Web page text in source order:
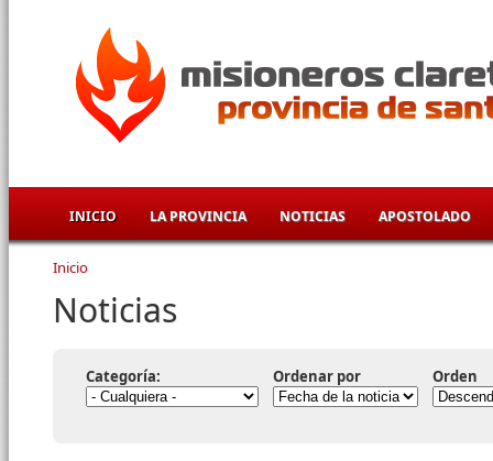
INICIO LA PROVINCIA NOTICIAS APOSTOLADO
Se encuentra usted aquí
Inicio
Noticias
Categoría: Ordenar por Orden